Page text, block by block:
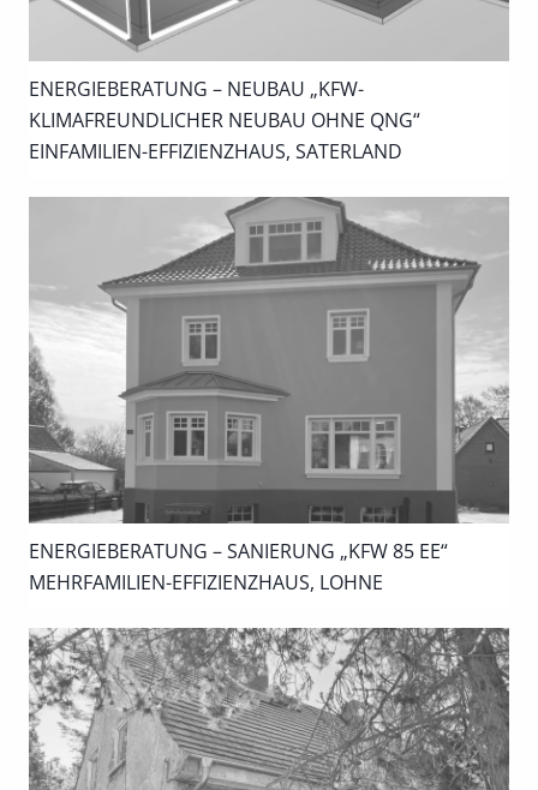
ENERGIEBERATUNG – NEUBAU „KFW-
KLIMAFREUNDLICHER NEUBAU OHNE QNG“
EINFAMILIEN-EFFIZIENZHAUS, SATERLAND
ENERGIEBERATUNG – SANIERUNG „KFW 85 EE“
MEHRFAMILIEN-EFFIZIENZHAUS, LOHNE